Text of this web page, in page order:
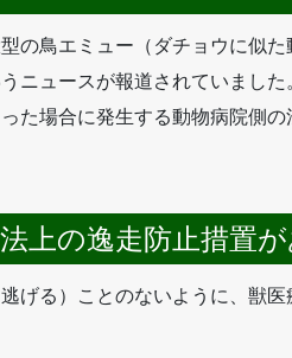
の鳥エミュー（ダチョウに似
ニュースが報道されていまし
た場合に発生する動物病院側
の逸走防止措置が
げる）ことのないように、獣